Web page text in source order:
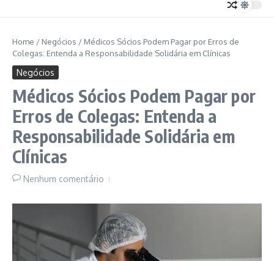
Home / Negócios / Médicos Sócios Podem Pagar por Erros de
Colegas: Entenda a Responsabilidade Solidária em Clínicas
Negócios
Médicos Sócios Podem Pagar por
Erros de Colegas: Entenda a
Responsabilidade Solidária em
Clínicas
Nenhum comentário